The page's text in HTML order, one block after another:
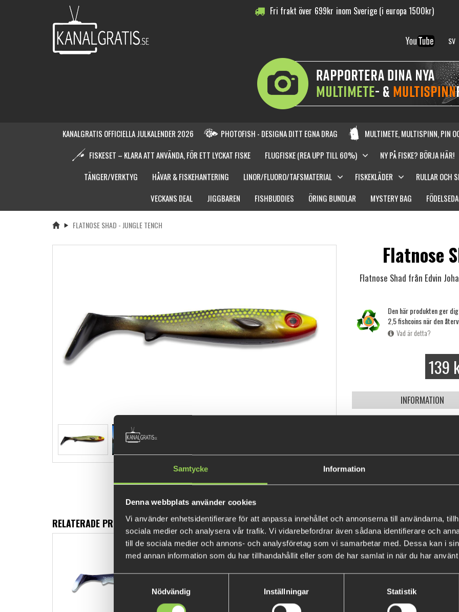
Samtycke Information
Denna webbplats använder cookies
Vi använder enhetsidentifierare för att anpassa innehållet och annonserna till användarna,
sociala medier och analysera vår trafik. Vi vidarebefordrar även sådana identifierare och
till de sociala medier och annons- och analysföretag som vi samarbetar med. Dessa kan i
med annan information som du har tillhandahållit eller som de har samlat in när du har
Samtyckesval
Nödvändig
Inställningar Statistik
Fri frakt över 699kr inom Sverige (i europa 1500kr)
SV
KANALGRATIS OFFICIELLA JULKALENDER 2026 PHOTOFISH - DESIGNA DITT EGNA DRAG MULTIMETE, MULTISPINN, PIN
FISKESET – KLARA ATT ANVÄNDA, FÖR ETT LYCKAT FISKE
FLUGFISKE (REA UPP TILL 60%) NY PÅ FISKE? BÖRJA HÄR!
TÄNGER/VERKTYG
HÅVAR & FISKEHANTERING LINOR/FLUORO/TAFSMATERIAL FISKEKLÄDER RULLAR OCH
VECKANS DEAL
JIGGBAREN FISHBUDDIES ÖRING BUNDLAR MYSTERY BAG
FLATNOSE SHAD - JUNGLE TENCH
Flatnose
Flatnose Shad från Edvin
Den här produkten ger
2,5 fishcoins när den
Vad är detta?
139
INFORMATION
Edvin Johansson, känd från
med en stor passion för
det är ett förstaklassigt
kombination med den stora
Flatnose Shad kan riggas på
antingen med en shallow rig,
grunda fisket, och för att
enFlexhead. Den är också
för de situationer då
RELATERADE PRODUKTER